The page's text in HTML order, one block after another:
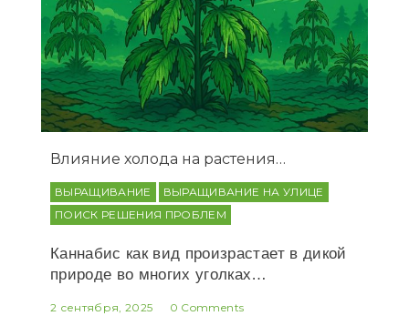
Влияние холода на растения…
ВЫРАЩИВАНИЕ
ВЫРАЩИВАНИЕ НА УЛИЦЕ
ПОИСК РЕШЕНИЯ ПРОБЛЕМ
Каннабис как вид произрастает в дикой
природе во многих уголках…
2 сентября, 2025 0 Comments